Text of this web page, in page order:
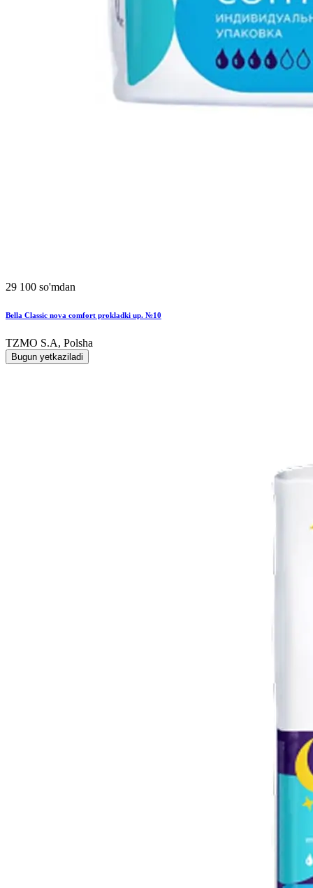
29 100 so'mdan
Bella Classic nova comfort prokladki up. №10
TZMO S.A, Polsha
Bugun yetkaziladi